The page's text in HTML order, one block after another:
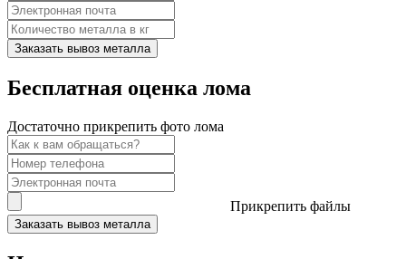
Заказать вывоз металла
Бесплатная оценка лома
Достаточно прикрепить фото лома
Прикрепить файлы
Заказать вывоз металла